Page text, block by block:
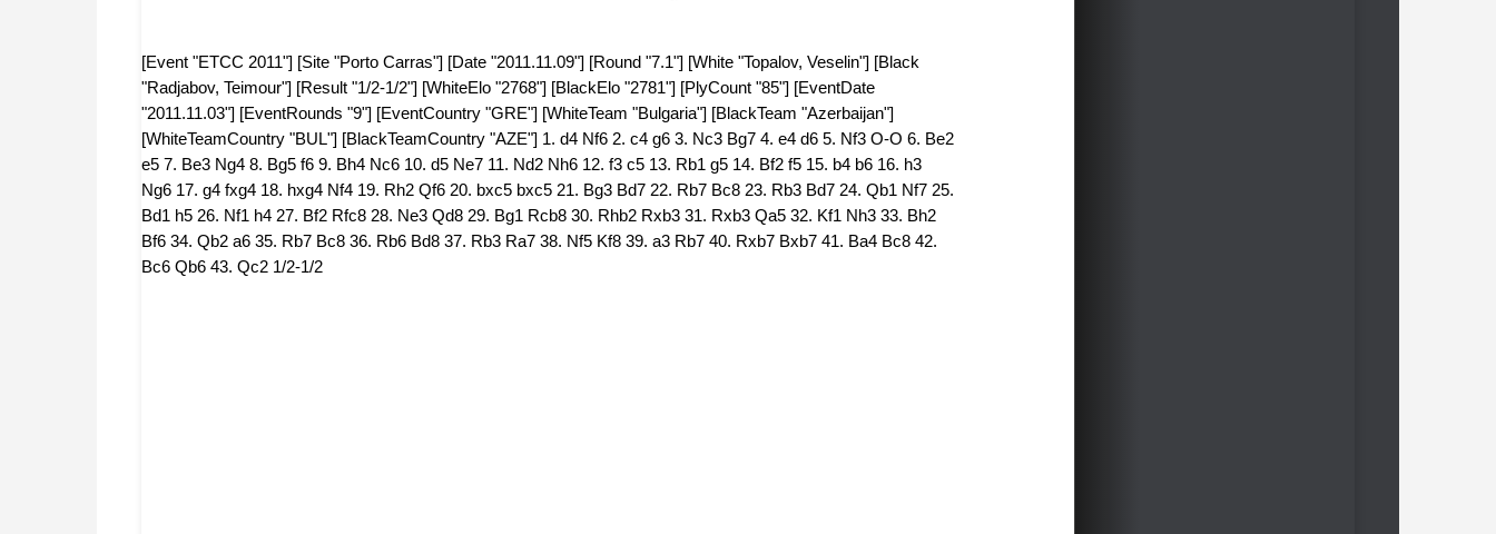
[Event "ETCC 2011"] [Site "Porto Carras"] [Date "2011.11.09"] [Round "7.1"] [White "Topalov, Veselin"] [Black
"Radjabov, Teimour"] [Result "1/2-1/2"] [WhiteElo "2768"] [BlackElo "2781"] [PlyCount "85"] [EventDate
"2011.11.03"] [EventRounds "9"] [EventCountry "GRE"] [WhiteTeam "Bulgaria"] [BlackTeam "Azerbaijan"]
[WhiteTeamCountry "BUL"] [BlackTeamCountry "AZE"] 1. d4 Nf6 2. c4 g6 3. Nc3 Bg7 4. e4 d6 5. Nf3 O-O 6. Be2
e5 7. Be3 Ng4 8. Bg5 f6 9. Bh4 Nc6 10. d5 Ne7 11. Nd2 Nh6 12. f3 c5 13. Rb1 g5 14. Bf2 f5 15. b4 b6 16. h3
Ng6 17. g4 fxg4 18. hxg4 Nf4 19. Rh2 Qf6 20. bxc5 bxc5 21. Bg3 Bd7 22. Rb7 Bc8 23. Rb3 Bd7 24. Qb1 Nf7 25.
Bd1 h5 26. Nf1 h4 27. Bf2 Rfc8 28. Ne3 Qd8 29. Bg1 Rcb8 30. Rhb2 Rxb3 31. Rxb3 Qa5 32. Kf1 Nh3 33. Bh2
Bf6 34. Qb2 a6 35. Rb7 Bc8 36. Rb6 Bd8 37. Rb3 Ra7 38. Nf5 Kf8 39. a3 Rb7 40. Rxb7 Bxb7 41. Ba4 Bc8 42.
Bc6 Qb6 43. Qc2 1/2-1/2